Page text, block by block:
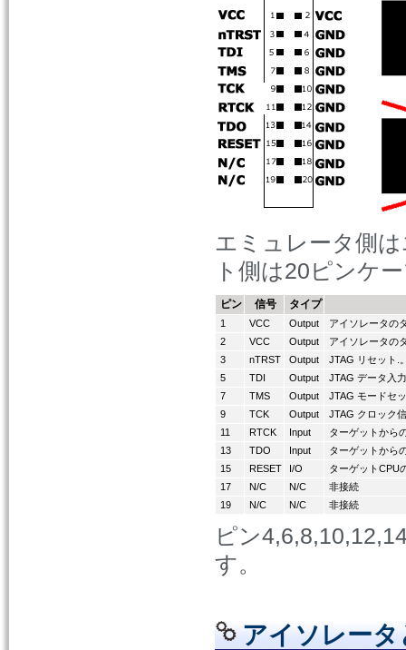
エミュレータ側
ト側は20ピンケ
ピン 信号 タイプ
1 VCC Output
アイソレータの
2
VCC Output
アイソレータの
3
nTRST Output
JTAG リセット.
5
TDI Output
JTAG データ入力
7
TMS Output
JTAG モードセ
9
TCK Output
JTAG クロック
11
RTCK Input
ターゲットから
13
TDO Input
ターゲットから
15
RESET I/O
ターゲットCPU
17
N/C N/C
非接続
19
N/C N/C 非接続
ピン
す。
アイソレー